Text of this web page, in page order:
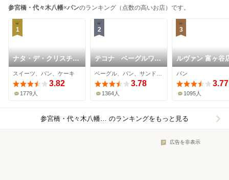
参宮橋・代々木八幡×パンのランキング（点数の高いお店）です。
1
ナタ・デ・クリスチア
ノ
スイーツ、パン、ケーキ
3.82
1779人
2
テコナ ベーグルワー
クス
3.78
1364人
3
ルヴァン 富ヶ谷
パン
3.77
1095人
参宮橋・代々木八幡×パン のランキングをもっと見る
広告を非表示